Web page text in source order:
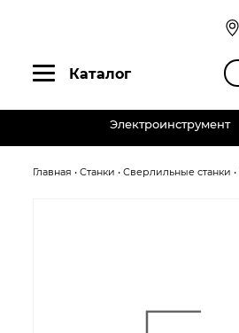
Каталог
Электроинструмент
Главная • Станки • Сверлильные станки •